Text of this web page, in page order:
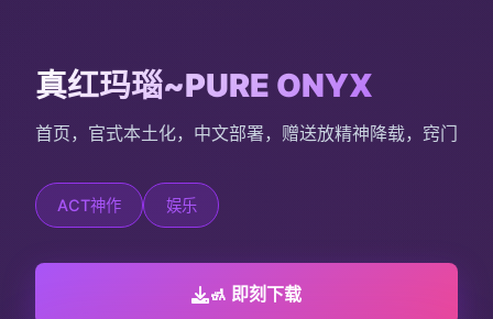
真红玛瑙~PURE ONYX
首页，官式本土化，中文部署，赠送放精神降载，窍门
ACT神作 娱乐
🚮 即刻下载